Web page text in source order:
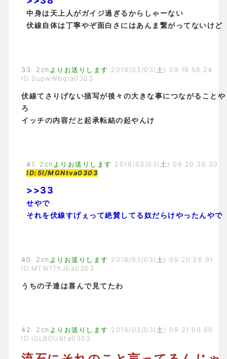
中身は天上人がガイジ過ぎるからしゃーない
伏線自体は丁寧やぞ面白さにはあんま繋がってないけど
33 : 2chよりお送りします 2018/03/03(土) 09:18:56.24
ID:2upwWbqia0303
伏線てさりげない描写が後々の大きな事につながることや
ろ
イッチの内容だと起承転結の起やんけ
41 : 2chよりお送りします 2018/03/03(土) 09:20:36.33
ID:5l/MGNtva0303
>>33
せやで
それを伏線すげぇって絶賛してる奴だらけやったんやで
40 : 2chよりお送りします 2018/03/03(土) 09:20:26.91
ID:MTW1ThJEa0303
うちの子達は喜んで見てたわ
42 : 2chよりお送りします 2018/03/03(土) 09:21:09.80
ID:iGLBDUBta0303